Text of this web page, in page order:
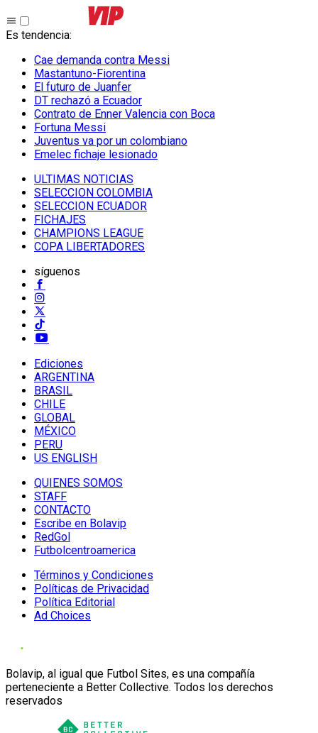
Es tendencia:
Cae demanda contra Messi
Mastantuno-Fiorentina
El futuro de Juanfer
DT rechazó a Ecuador
Contrato de Enner Valencia con Boca
Fortuna Messi
Juventus va por un colombiano
Emelec fichaje lesionado
ULTIMAS NOTICIAS
SELECCION COLOMBIA
SELECCION ECUADOR
FICHAJES
CHAMPIONS LEAGUE
COPA LIBERTADORES
síguenos
Ediciones
ARGENTINA
BRASIL
CHILE
GLOBAL
MÉXICO
PERU
US ENGLISH
QUIENES SOMOS
STAFF
CONTACTO
Escribe en Bolavip
RedGol
Futbolcentroamerica
Términos y Condiciones
Políticas de Privacidad
Política Editorial
Ad Choices
Bolavip, al igual que Futbol Sites, es una compañía
perteneciente a Better Collective. Todos los derechos
reservados